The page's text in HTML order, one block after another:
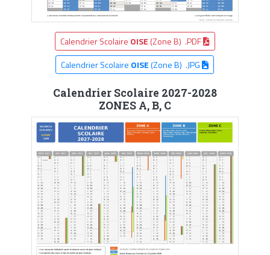
Calendrier Scolaire OISE (Zone B) .PDF
Calendrier Scolaire OISE(Zone B) .JPG
Calendrier Scolaire 2027-2028
ZONES A, B, C